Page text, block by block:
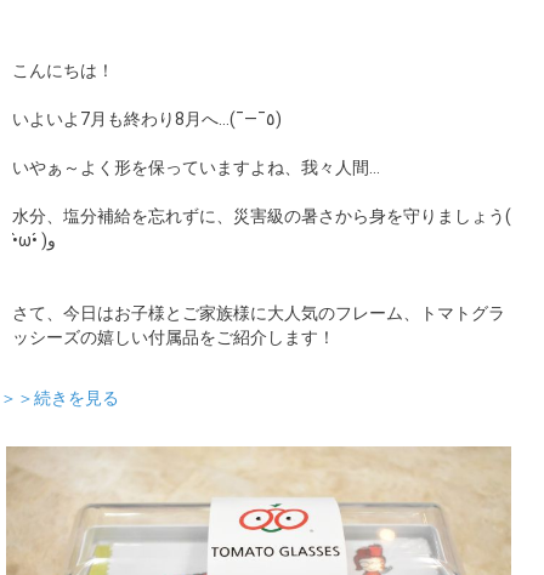
こんにちは！
いよいよ7月も終わり8月へ…(¯―¯٥)
いやぁ～よく形を保っていますよね、我々人間…
水分、塩分補給を忘れずに、災害級の暑さから身を守りましょう(
•̀ω•́ )و
さて、今日はお子様とご家族様に大人気のフレーム、トマトグラ
ッシーズの嬉しい付属品をご紹介します！
＞＞続きを見る